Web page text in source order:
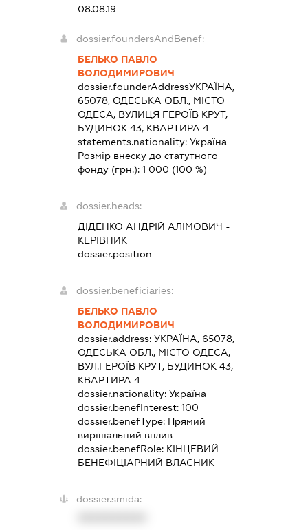
08.08.19
dossier.foundersAndBenef:
БЕЛЬКО ПАВЛО
ВОЛОДИМИРОВИЧ
dossier.founderAddressУКРАЇНА,
65078, ОДЕСЬКА ОБЛ., МІСТО
ОДЕСА, ВУЛИЦЯ ГЕРОЇВ КРУТ,
БУДИНОК 43, КВАРТИРА 4
statements.nationality: Україна
Розмір внеску до статутного
фонду (грн.): 1 000 (100 %)
dossier.heads:
ДІДЕНКО АНДРІЙ АЛІМОВИЧ -
КЕРІВНИК
dossier.position -
dossier.beneficiaries:
БЕЛЬКО ПАВЛО
ВОЛОДИМИРОВИЧ
dossier.address: УКРАЇНА, 65078,
ОДЕСЬКА ОБЛ., МІСТО ОДЕСА,
ВУЛ.ГЕРОЇВ КРУТ, БУДИНОК 43,
КВАРТИРА 4
dossier.nationality: Україна
dossier.benefInterest: 100
dossier.benefType: Прямий
вирішальний вплив
dossier.benefRole: КІНЦЕВИЙ
БЕНЕФІЦІАРНИЙ ВЛАСНИК
dossier.smida: